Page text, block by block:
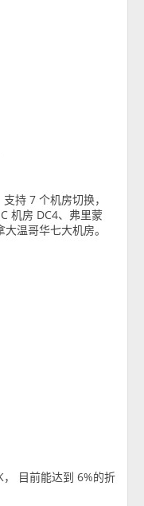
持 7 个机房切换，
机房 DC4、弗里蒙
温哥华七大机房。
， 目前能达到 6%的折